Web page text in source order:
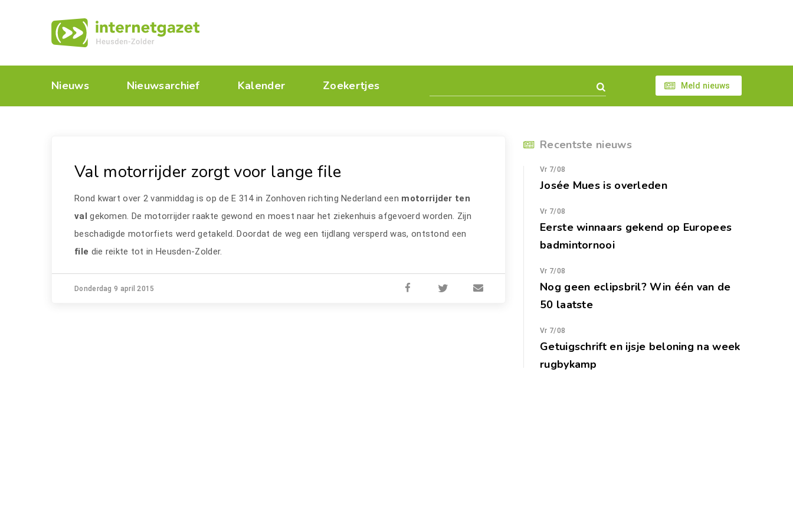
Nieuws Nieuwsarchief Kalender Zoekertjes Meld nieuws
Val motorrijder zorgt voor lange file
Rond kwart over 2 vanmiddag is op de E 314 in Zonhoven richting Nederland een motorrijder ten
val gekomen. De motorrijder raakte gewond en moest naar het ziekenhuis afgevoerd worden. Zijn
beschadigde motorfiets werd getakeld. Doordat de weg een tijdlang versperd was, ontstond een
file die reikte tot in Heusden-Zolder.
Donderdag 9 april 2015
Recentste nieuws
Vr 7/08
Josée Mues is overleden
Vr 7/08
Eerste winnaars gekend op Europees
badmintornooi
Vr 7/08
Nog geen eclipsbril? Win één van de
50 laatste
Vr 7/08
Getuigschrift en ijsje beloning na week
rugbykamp